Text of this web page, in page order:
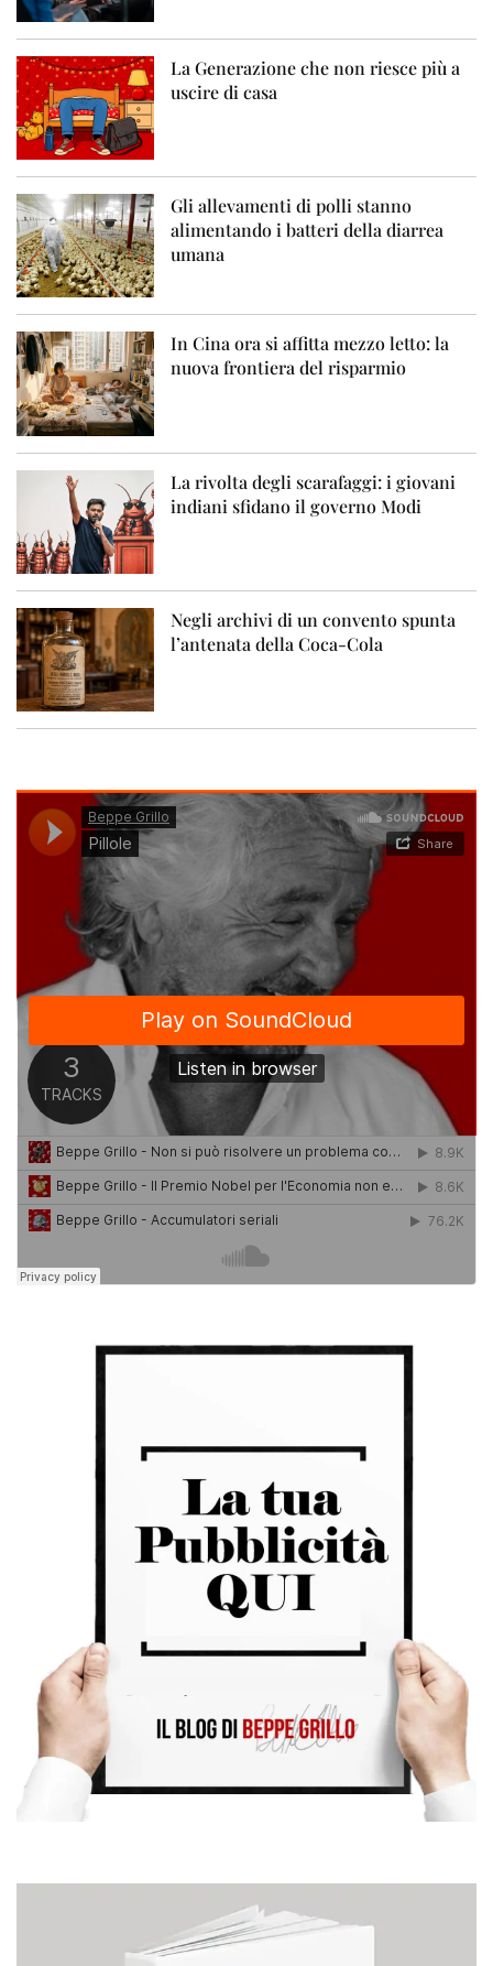
La Generazione che non riesce più a
uscire di casa
Gli allevamenti di polli stanno
alimentando i batteri della diarrea
umana
In Cina ora si affitta mezzo letto: la
nuova frontiera del risparmio
La rivolta degli scarafaggi: i giovani
indiani sfidano il governo Modi
Negli archivi di un convento spunta
l’antenata della Coca-Cola